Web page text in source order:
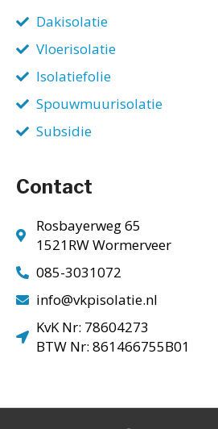
Dakisolatie
Vloerisolatie
Isolatiefolie
Spouwmuurisolatie
Subsidie
Contact
Rosbayerweg 65
1521RW Wormerveer
085-3031072
info@vkpisolatie.nl
KvK Nr: 78604273
BTW Nr: 861466755B01